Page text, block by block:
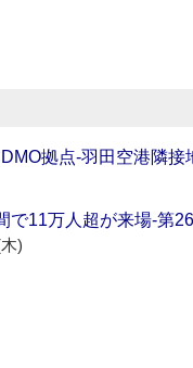
拠点‐羽田空港隣接
で11万人超が来場‐第
)